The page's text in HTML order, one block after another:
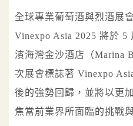
全球專業葡萄酒與烈酒展
Vinexpo Asia 2025 將於 5
濱海灣金沙酒店（Marina
次展會標誌著 Vinexpo
後的強勢回歸，並將以更
焦當前業界所面臨的挑戰